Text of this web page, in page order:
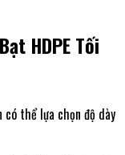
HDPE Tối
có thể lựa chọn độ dày